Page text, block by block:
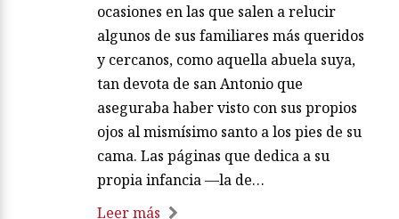
ocasiones en las que salen a relucir
algunos de sus familiares más queridos
y cercanos, como aquella abuela suya,
tan devota de san Antonio que
aseguraba haber visto con sus propios
ojos al mismísimo santo a los pies de su
cama. Las páginas que dedica a su
propia infancia —la de…
Leer más